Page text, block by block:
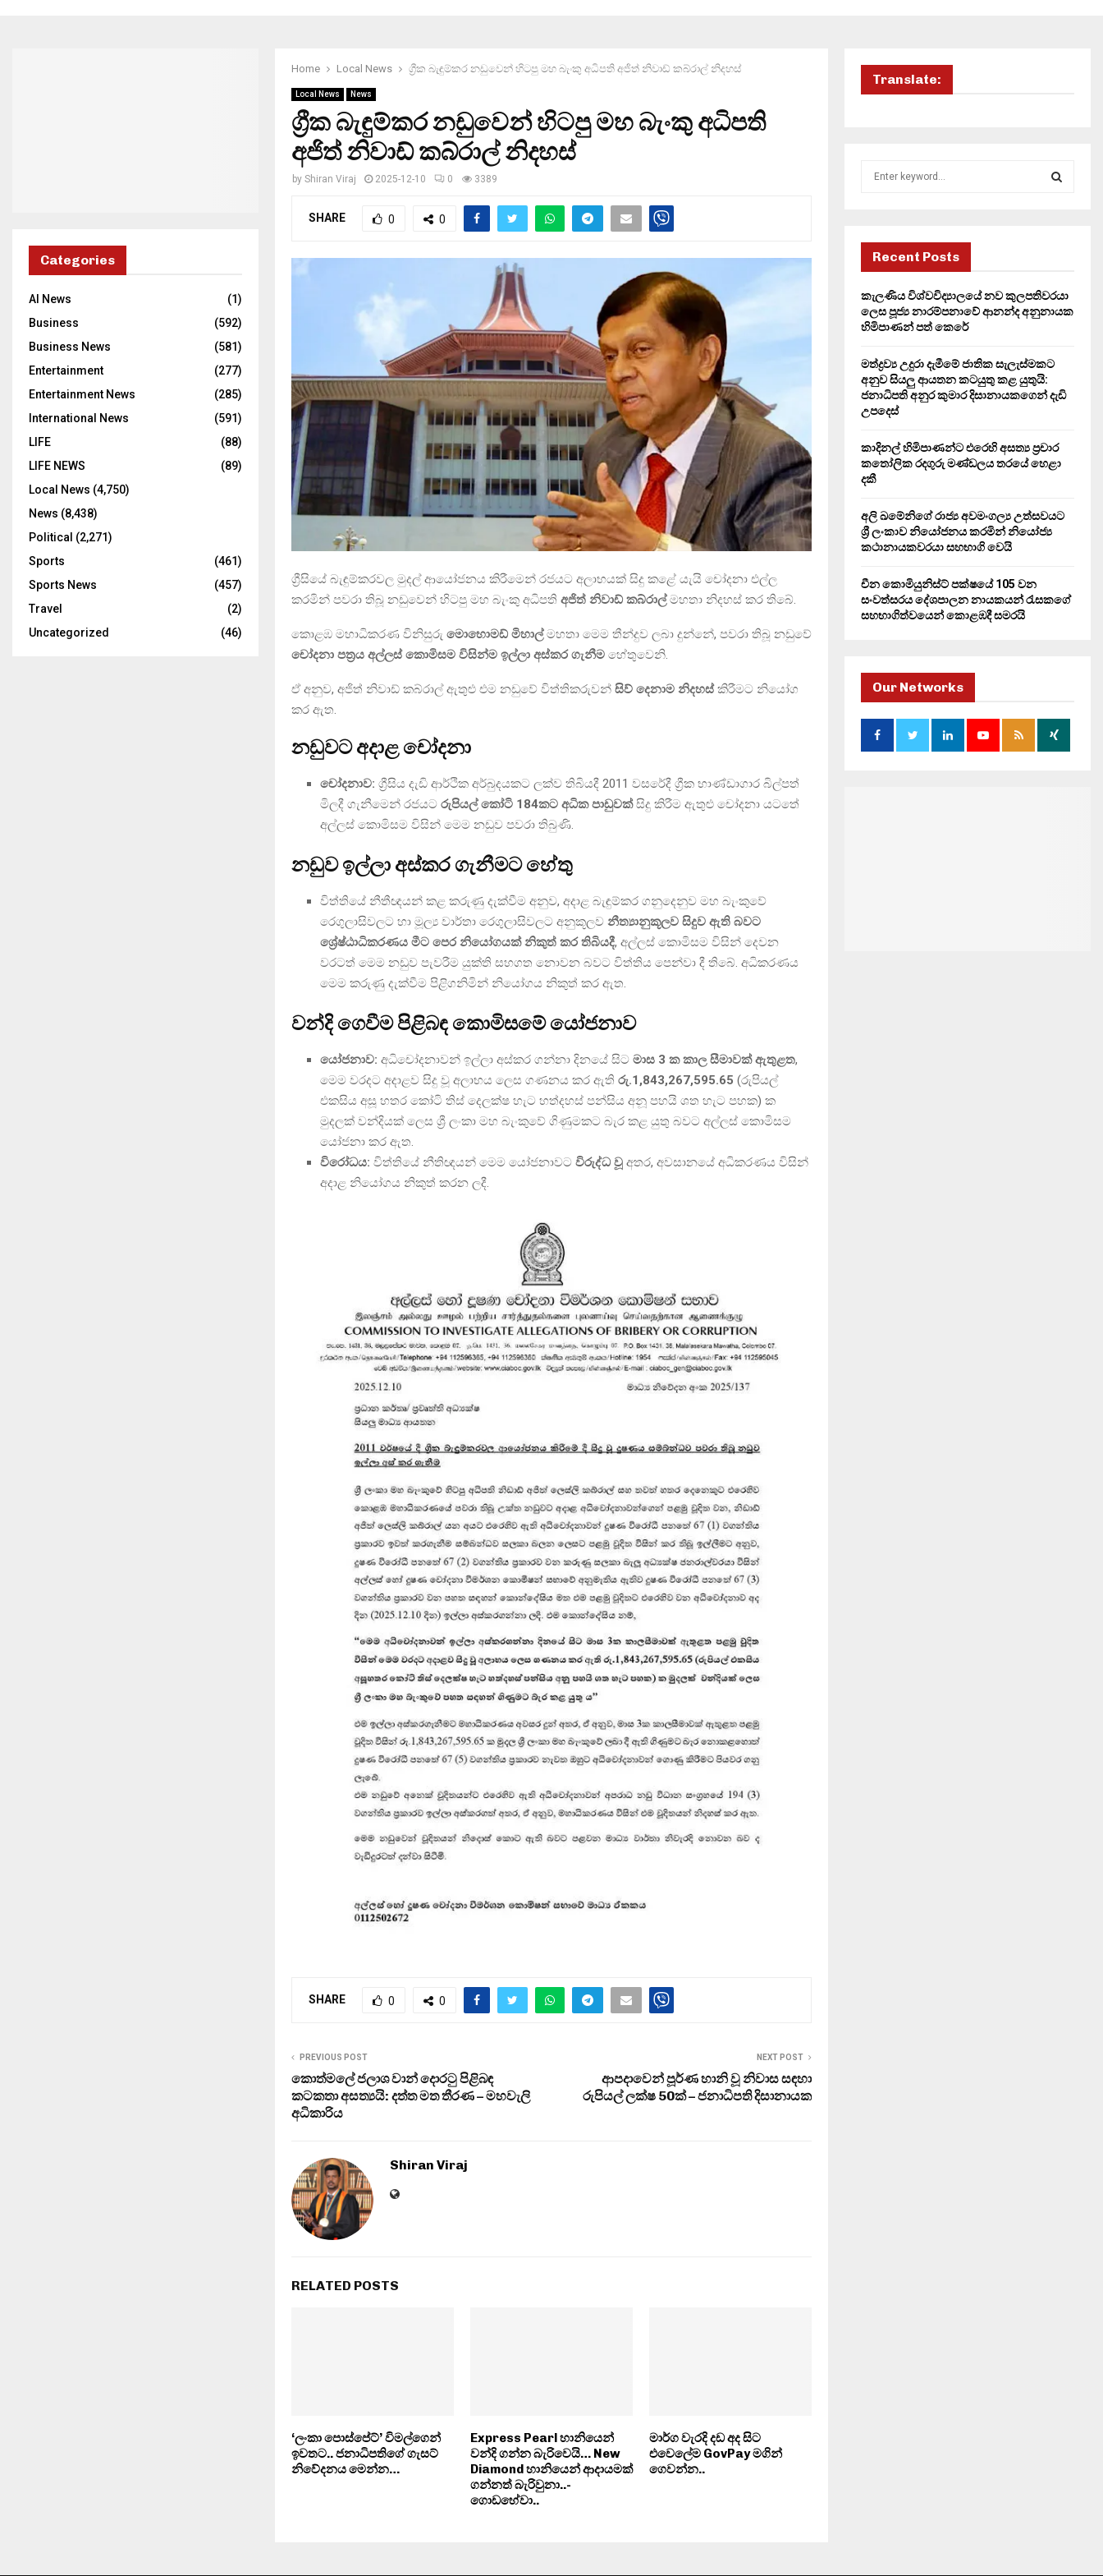
Home Local News ග්‍රීක බැඳුම්කර නඩුවෙන් හිටපු මහ බැංකු අධිපති අජිත් නිවාඩ් කබ්රාල් නිදහස්
Local News News
ග්‍රීක බැඳුම්කර නඩුවෙන් හිටපු මහ බැංකු අධිපති
අජිත් නිවාඩ් කබ්රාල් නිදහස්
by Shiran Viraj 2025-12-10 0 3389
SHARE 0 0
ග්‍රීසියේ බැඳුම්කරවල මුදල් ආයෝජනය කිරීමෙන් රජයට අලාභයක් සිදු කළේ යැයි චෝදනා එල්ල
කරමින් පවරා තිබූ නඩුවෙන් හිටපු මහ බැංකු අධිපති අජිත් නිවාඩ් කබ්රාල්මහතා නිදහස් කර තිබේ.
කොළඹ මහාධිකරණ විනිසුරු මොහොමඩ් මිහාල්මහතා මෙම තීන්දුව ලබා දුන්නේ, පවරා තිබූ නඩුවේ
චෝදනා පත්‍රය අල්ලස් කොමිසම විසින්ම ඉල්ලා අස්කර ගැනීම හේතුවෙනි.
ඒ අනුව, අජිත් නිවාඩ් කබ්රාල් ඇතුළු එම නඩුවේ විත්තිකරුවන් සිව් දෙනාම නිදහස්කිරීමට නියෝග
කර ඇත.
නඩුවට අදාළ චෝදනා
චෝදනාව: ග්‍රීසිය දැඩි ආර්ථික අර්බුදයකට ලක්ව තිබියදී 2011 වසරේදී ග්‍රීක භාණ්ඩාගාර බිල්පත්
මිලදී ගැනීමෙන් රජයට රුපියල් කෝටි 184කට අධික පාඩුවක්සිදු කිරීම ඇතුළු චෝදනා යටතේ
අල්ලස් කොමිසම විසින් මෙම නඩුව පවරා තිබුණි.
නඩුව ඉල්ලා අස්කර ගැනීමට හේතු
විත්තියේ නීතීඥයන් කළ කරුණු දැක්වීම අනුව, අදාළ බැඳුම්කර ගනුදෙනුව මහ බැංකුවේ
රෙගුලාසිවලට හා මූල්‍ය වාර්තා රෙගුලාසිවලට අනුකූලව නීත්‍යානුකූලව සිදුව ඇති බවට
ශ්‍රේෂ්ඨාධිකරණය මීට පෙර නියෝගයක් නිකුත් කර තිබියදී, අල්ලස් කොමිසම විසින් දෙවන
වරටත් මෙම නඩුව පැවරීම යුක්ති සහගත නොවන බවට විත්තිය පෙන්වා දී තිබේ. අධිකරණය
මෙම කරුණු දැක්වීම පිළිගනිමින් නියෝගය නිකුත් කර ඇත.
වන්දි ගෙවීම පිළිබඳ කොමිසමේ යෝජනාව
යෝජනාව: අධිචෝදනාවන් ඉල්ලා අස්කර ගන්නා දිනයේ සිට මාස 3 ක කාල සීමාවක් ඇතුළත,
මෙම වරදට අදාළව සිදු වූ අලාභය ලෙස ගණනය කර ඇති රු.1,843,267,595.65 (රුපියල්
එකසිය අසූ හතර කෝටි තිස් දෙලක්ෂ හැට හත්දහස් පන්සිය අනූ පහයි ශත හැට පහක) ක
මුදලක් වන්දියක් ලෙස ශ්‍රී ලංකා මහ බැංකුවේ ගිණුමකට බැර කළ යුතු බවට අල්ලස් කොමිසම
යෝජනා කර ඇත.
විරෝධය: විත්තියේ නීතිඥයන් මෙම යෝජනාවට විරුද්ධ වූ අතර, අවසානයේ අධිකරණය විසින්
අදාළ නියෝගය නිකුත් කරන ලදී.
SHARE 0 0
PREVIOUS POST
කොත්මලේ ජලාශ වාන් දොරටු පිළිබඳ
කටකතා අසත්‍යයි: දත්ත මත තීරණ – මහවැලි
අධිකාරිය
NEXT POST
ආපදාවෙන් පූර්ණ හානි වූ නිවාස සඳහා
රුපියල් ලක්ෂ 50ක් – ජනාධිපති දිසානායක
Shiran Viraj
RELATED POSTS
‘ලංකා පොස්පේට්’ විමල්ගෙන්
ඉවතට.. ජනාධිපතිගේ ගැසට්
නිවේදනය මෙන්න…
Express Pearl හානියෙන්
වන්දි ගන්න බැරිවෙයි… New
Diamond හානියෙන් ආදායමක්
ගන්නත් බැරිවුනා..-
ගොඩහේවා..
මාර්ග වැරදි දඩ අද සිට
එවෙලේම GovPay මගින්
ගෙවන්න..
Categories
AI News
(1)
Business
(592)
Business News
(581)
Entertainment
(277)
Entertainment News
(285)
International News
(591)
LIFE
(88)
LIFE NEWS
(89)
Local News (4,750)
News (8,438)
Political (2,271)
Sports
(461)
Sports News
(457)
Travel
(2)
Uncategorized
(46)
Translate:
f
r
:
R
Recent Posts
කැලණිය විශ්වවිද්‍යාලයේ නව කුලපතිවරයා
ලෙස පූජ්‍ය නාරම්පනාවේ ආනන්ද අනුනායක
හිමිපාණන් පත් කෙරේ
මත්ද්‍රව්‍ය උදුරා දැමීමේ ජාතික සැලැස්මකට
අනුව සියලු ආයතන කටයුතු කළ යුතුයි:
ජනාධිපති අනුර කුමාර දිසානායකගෙන් දැඩි
උපදෙස්
කාදිනල් හිමිපාණන්ට එරෙහි අසත්‍ය ප්‍රචාර
කතෝලික රදගුරු මණ්ඩලය තරයේ හෙළා
දකී
අලි ඛමේනිගේ රාජ්‍ය අවමංගල්‍ය උත්සවයට
ශ්‍රී ලංකාව නියෝජනය කරමින් නියෝජ්‍ය
කථානායකවරයා සහභාගි වෙයි
චීන කොමියුනිස්ට් පක්ෂයේ 105 වන
සංවත්සරය දේශපාලන නායකයන් රැසකගේ
සහභාගිත්වයෙන් කොළඹදී සමරයි
Our Networks